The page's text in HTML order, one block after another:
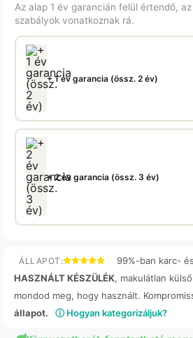
Az alap 1 év garancián felül értendő,
szabályok vonatkoznak rá.
+ 1 év garancia (össz. 2 év)
+ 2 év garancia (össz. 3 év)
ÁLLAPOT:
99%-ban karc-
HASZNÁLT KÉSZÜLÉK, makulátlan
mondod meg, hogy használt.
állapot.
ⓘ Hogyan kategorizáljuk?